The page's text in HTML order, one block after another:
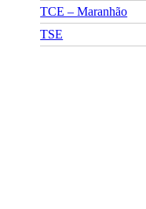
TCE – Maranhão
TSE